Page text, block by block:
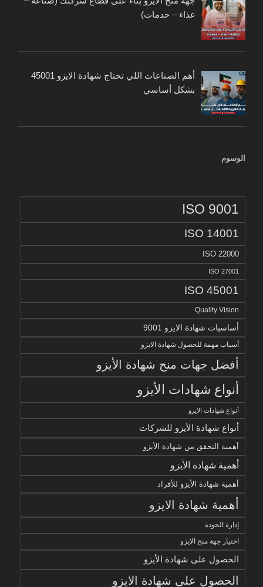
غذاء – خدمات)
أهم الصناعات اللي تحتاج شهادة الايزو 45001
بشكل أساسي
الوسوم
ISO 9001
ISO 14001
ISO 22000
ISO 27001
ISO 45001
Quality Vision
أساسيات شهادة الايزو 9001
أسباب مهمة للحصول شهادة الايزو
أفضل جهات منح شهادة الأيزو
أنواع شهادات الأيزو
أنواع شهادات الايزو
أنواع شهادة الأيزو للشركات
أهمية التحقق من شهادة الأيزو
أهمية شهادة الأيزو
أهمية شهادة الأيزو للأفراد
أهمية شهادة الايزو
إدارة الجودة
اختيار جهة منح الايزو
الحصول على شهادة الأيزو
الحصول على شهادة الايزو